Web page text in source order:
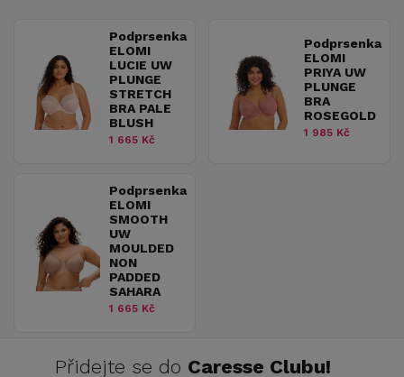
Podprsenka
ELOMI
LUCIE UW
PLUNGE
STRETCH
BRA PALE
BLUSH
1 665 Kč
Podprsenka
ELOMI
PRIYA UW
PLUNGE
BRA
ROSEGOLD
1 985 Kč
Podprsenka
ELOMI
SMOOTH
UW
MOULDED
NON
PADDED
SAHARA
1 665 Kč
Přidejte se do Caresse Clubu!